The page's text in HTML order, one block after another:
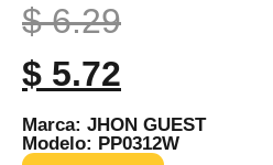
$6.29
$ 5.72
Marca: JHON GUEST
Modelo: PP0312W